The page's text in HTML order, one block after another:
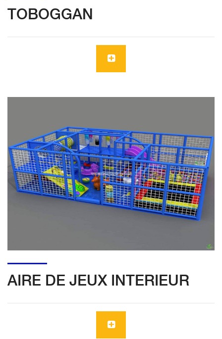
TOBOGGAN
AIRE DE JEUX INTERIEUR